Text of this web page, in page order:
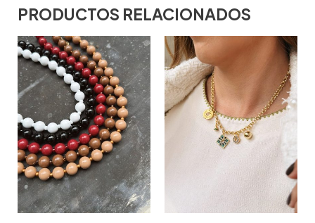
PRODUCTOS RELACIONADOS